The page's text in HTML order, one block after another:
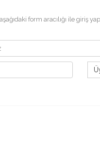
form aracılığı ile giriş